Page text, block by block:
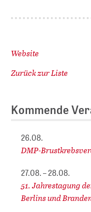
Website
Zurück zur Liste
Kommende
26.08.
DMP-
27.08. – 28.08.
51. Jahrestagung
Berlins und